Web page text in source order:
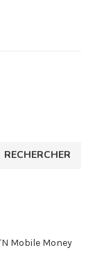
RECHERCHER
Mobile Money